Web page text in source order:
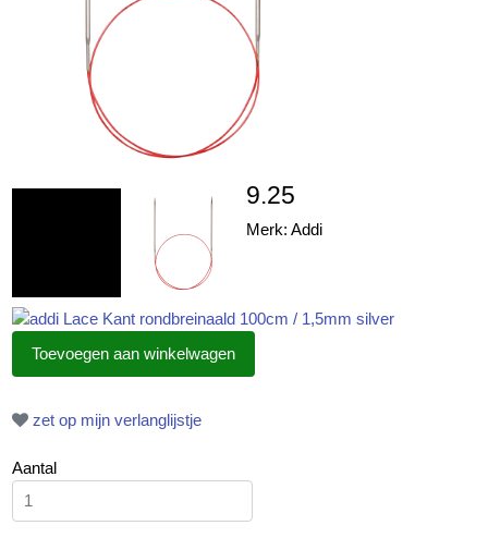
9.25
Merk: Addi
zet op mijn verlanglijstje
Aantal